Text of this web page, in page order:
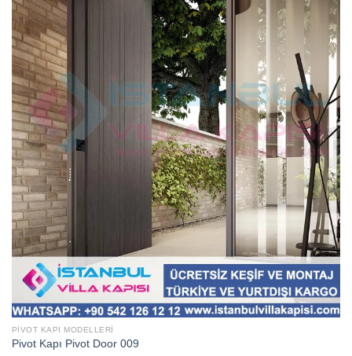
PIVOT KAPI MODELLERI
Pivot Kapı Pivot Door 009